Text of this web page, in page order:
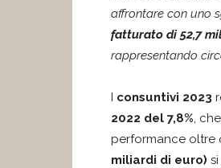
affrontare con uno
fatturato di 52,7
rappresentando
I consuntivi 2023
2022 del 7,8%,
performance oltre
miliardi di euro)